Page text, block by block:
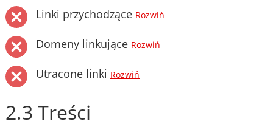
Linki przychodzące Rozwiń
Domeny linkujące Rozwiń
Utracone linki Rozwiń
2.3 Treści